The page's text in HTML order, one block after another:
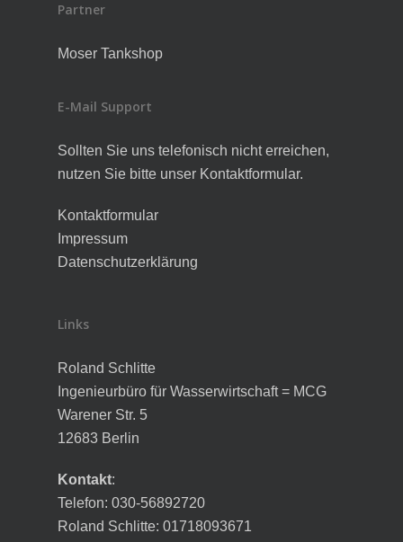
Partner
Moser Tankshop
E-Mail Support
Sollten Sie uns telefonisch nicht erreichen,
nutzen Sie bitte unser Kontaktformular.
Kontaktformular
Impressum
Datenschutzerklärung
Links
Roland Schlitte
Ingenieurbüro für Wasserwirtschaft = MCG
Warener Str. 5
12683 Berlin
Kontakt:
Telefon: 030-56892720
Roland Schlitte: 01718093671